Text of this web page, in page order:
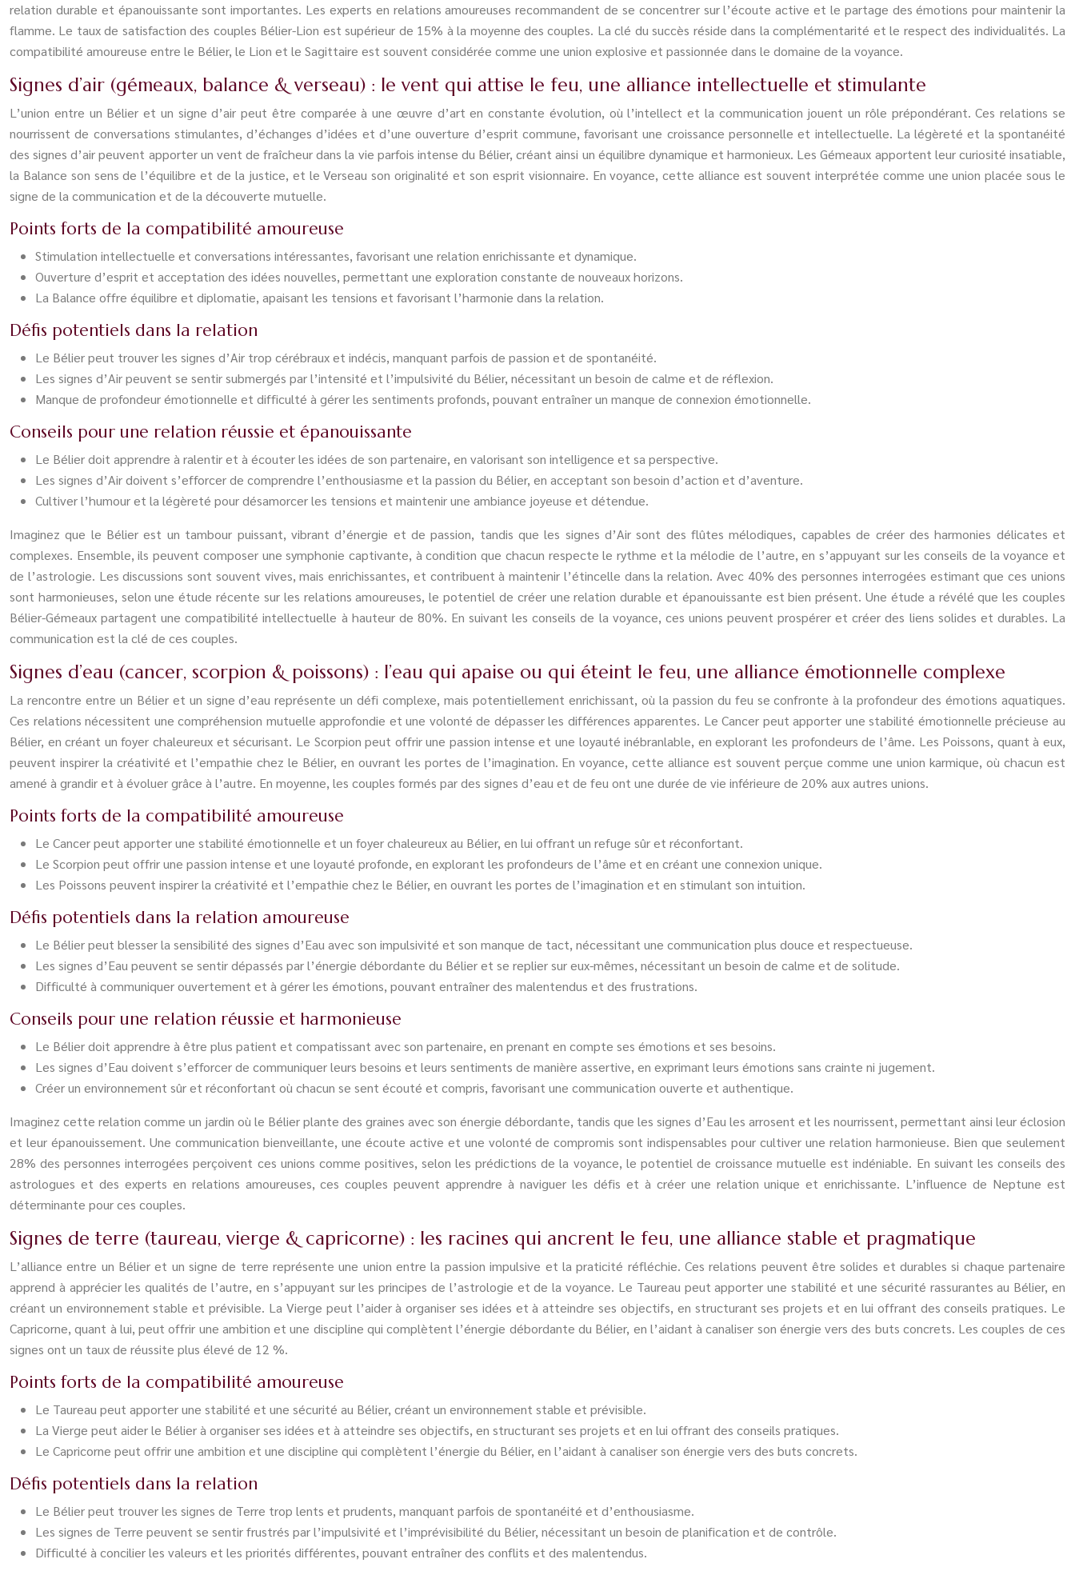
relation durable et épanouissante sont importantes. Les experts en relations amoureuses recommandent de se concentrer sur l’écoute active et le partage des émotions pour maintenir la
flamme. Le taux de satisfaction des couples Bélier-Lion est supérieur de 15% à la moyenne des couples. La clé du succès réside dans la complémentarité et le respect des individualités. La
compatibilité amoureuse entre le Bélier, le Lion et le Sagittaire est souvent considérée comme une union explosive et passionnée dans le domaine de la voyance.
Signes d’air (gémeaux, balance & verseau) : le vent qui attise le feu, une alliance intellectuelle et stimulante
L’union entre un Bélier et un signe d’air peut être comparée à une œuvre d’art en constante évolution, où l’intellect et la communication jouent un rôle prépondérant. Ces relations se
nourrissent de conversations stimulantes, d’échanges d’idées et d’une ouverture d’esprit commune, favorisant une croissance personnelle et intellectuelle. La légèreté et la spontanéité
des signes d’air peuvent apporter un vent de fraîcheur dans la vie parfois intense du Bélier, créant ainsi un équilibre dynamique et harmonieux. Les Gémeaux apportent leur curiosité insatiable,
la Balance son sens de l’équilibre et de la justice, et le Verseau son originalité et son esprit visionnaire. En voyance, cette alliance est souvent interprétée comme une union placée sous le
signe de la communication et de la découverte mutuelle.
Points forts de la compatibilité amoureuse
Stimulation intellectuelle et conversations intéressantes, favorisant une relation enrichissante et dynamique.
Ouverture d’esprit et acceptation des idées nouvelles, permettant une exploration constante de nouveaux horizons.
La Balance offre équilibre et diplomatie, apaisant les tensions et favorisant l’harmonie dans la relation.
Défis potentiels dans la relation
Le Bélier peut trouver les signes d’Air trop cérébraux et indécis, manquant parfois de passion et de spontanéité.
Les signes d’Air peuvent se sentir submergés par l’intensité et l’impulsivité du Bélier, nécessitant un besoin de calme et de réflexion.
Manque de profondeur émotionnelle et difficulté à gérer les sentiments profonds, pouvant entraîner un manque de connexion émotionnelle.
Conseils pour une relation réussie et épanouissante
Le Bélier doit apprendre à ralentir et à écouter les idées de son partenaire, en valorisant son intelligence et sa perspective.
Les signes d’Air doivent s’efforcer de comprendre l’enthousiasme et la passion du Bélier, en acceptant son besoin d’action et d’aventure.
Cultiver l’humour et la légèreté pour désamorcer les tensions et maintenir une ambiance joyeuse et détendue.
Imaginez que le Bélier est un tambour puissant, vibrant d’énergie et de passion, tandis que les signes d’Air sont des flûtes mélodiques, capables de créer des harmonies délicates et
complexes. Ensemble, ils peuvent composer une symphonie captivante, à condition que chacun respecte le rythme et la mélodie de l’autre, en s’appuyant sur les conseils de la voyance et
de l’astrologie. Les discussions sont souvent vives, mais enrichissantes, et contribuent à maintenir l’étincelle dans la relation. Avec 40% des personnes interrogées estimant que ces unions
sont harmonieuses, selon une étude récente sur les relations amoureuses, le potentiel de créer une relation durable et épanouissante est bien présent. Une étude a révélé que les couples
Bélier-Gémeaux partagent une compatibilité intellectuelle à hauteur de 80%. En suivant les conseils de la voyance, ces unions peuvent prospérer et créer des liens solides et durables. La
communication est la clé de ces couples.
Signes d’eau (cancer, scorpion & poissons) : l’eau qui apaise ou qui éteint le feu, une alliance émotionnelle complexe
La rencontre entre un Bélier et un signe d’eau représente un défi complexe, mais potentiellement enrichissant, où la passion du feu se confronte à la profondeur des émotions aquatiques.
Ces relations nécessitent une compréhension mutuelle approfondie et une volonté de dépasser les différences apparentes. Le Cancer peut apporter une stabilité émotionnelle précieuse au
Bélier, en créant un foyer chaleureux et sécurisant. Le Scorpion peut offrir une passion intense et une loyauté inébranlable, en explorant les profondeurs de l’âme. Les Poissons, quant à eux,
peuvent inspirer la créativité et l’empathie chez le Bélier, en ouvrant les portes de l’imagination. En voyance, cette alliance est souvent perçue comme une union karmique, où chacun est
amené à grandir et à évoluer grâce à l’autre. En moyenne, les couples formés par des signes d’eau et de feu ont une durée de vie inférieure de 20% aux autres unions.
Points forts de la compatibilité amoureuse
Le Cancer peut apporter une stabilité émotionnelle et un foyer chaleureux au Bélier, en lui offrant un refuge sûr et réconfortant.
Le Scorpion peut offrir une passion intense et une loyauté profonde, en explorant les profondeurs de l’âme et en créant une connexion unique.
Les Poissons peuvent inspirer la créativité et l’empathie chez le Bélier, en ouvrant les portes de l’imagination et en stimulant son intuition.
Défis potentiels dans la relation amoureuse
Le Bélier peut blesser la sensibilité des signes d’Eau avec son impulsivité et son manque de tact, nécessitant une communication plus douce et respectueuse.
Les signes d’Eau peuvent se sentir dépassés par l’énergie débordante du Bélier et se replier sur eux-mêmes, nécessitant un besoin de calme et de solitude.
Difficulté à communiquer ouvertement et à gérer les émotions, pouvant entraîner des malentendus et des frustrations.
Conseils pour une relation réussie et harmonieuse
Le Bélier doit apprendre à être plus patient et compatissant avec son partenaire, en prenant en compte ses émotions et ses besoins.
Les signes d’Eau doivent s’efforcer de communiquer leurs besoins et leurs sentiments de manière assertive, en exprimant leurs émotions sans crainte ni jugement.
Créer un environnement sûr et réconfortant où chacun se sent écouté et compris, favorisant une communication ouverte et authentique.
Imaginez cette relation comme un jardin où le Bélier plante des graines avec son énergie débordante, tandis que les signes d’Eau les arrosent et les nourrissent, permettant ainsi leur éclosion
et leur épanouissement. Une communication bienveillante, une écoute active et une volonté de compromis sont indispensables pour cultiver une relation harmonieuse. Bien que seulement
28% des personnes interrogées perçoivent ces unions comme positives, selon les prédictions de la voyance, le potentiel de croissance mutuelle est indéniable. En suivant les conseils des
astrologues et des experts en relations amoureuses, ces couples peuvent apprendre à naviguer les défis et à créer une relation unique et enrichissante. L’influence de Neptune est
déterminante pour ces couples.
Signes de terre (taureau, vierge & capricorne) : les racines qui ancrent le feu, une alliance stable et pragmatique
L’alliance entre un Bélier et un signe de terre représente une union entre la passion impulsive et la praticité réfléchie. Ces relations peuvent être solides et durables si chaque partenaire
apprend à apprécier les qualités de l’autre, en s’appuyant sur les principes de l’astrologie et de la voyance. Le Taureau peut apporter une stabilité et une sécurité rassurantes au Bélier, en
créant un environnement stable et prévisible. La Vierge peut l’aider à organiser ses idées et à atteindre ses objectifs, en structurant ses projets et en lui offrant des conseils pratiques. Le
Capricorne, quant à lui, peut offrir une ambition et une discipline qui complètent l’énergie débordante du Bélier, en l’aidant à canaliser son énergie vers des buts concrets. Les couples de ces
signes ont un taux de réussite plus élevé de 12 %.
Points forts de la compatibilité amoureuse
Le Taureau peut apporter une stabilité et une sécurité au Bélier, créant un environnement stable et prévisible.
La Vierge peut aider le Bélier à organiser ses idées et à atteindre ses objectifs, en structurant ses projets et en lui offrant des conseils pratiques.
Le Capricorne peut offrir une ambition et une discipline qui complètent l’énergie du Bélier, en l’aidant à canaliser son énergie vers des buts concrets.
Défis potentiels dans la relation
Le Bélier peut trouver les signes de Terre trop lents et prudents, manquant parfois de spontanéité et d’enthousiasme.
Les signes de Terre peuvent se sentir frustrés par l’impulsivité et l’imprévisibilité du Bélier, nécessitant un besoin de planification et de contrôle.
Difficulté à concilier les valeurs et les priorités différentes, pouvant entraîner des conflits et des malentendus.